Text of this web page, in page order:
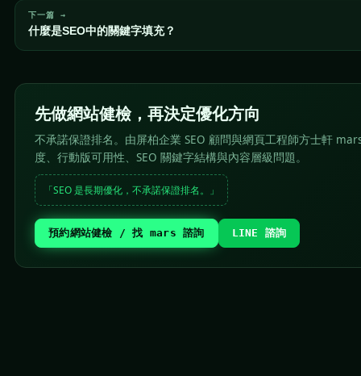
下一篇 →
什麼是SEO中的關鍵字填充？
先做網站健檢，再決定優化方向
不承諾保證排名。由屏柏企業 SEO 顧問與網頁工程師方士軒
度、行動版可用性、SEO 關鍵字結構與內容層級問題。
「SEO 是長期優化，不承諾保證排名。」
預約網站健檢 / 找 mars 諮詢 LINE 諮詢